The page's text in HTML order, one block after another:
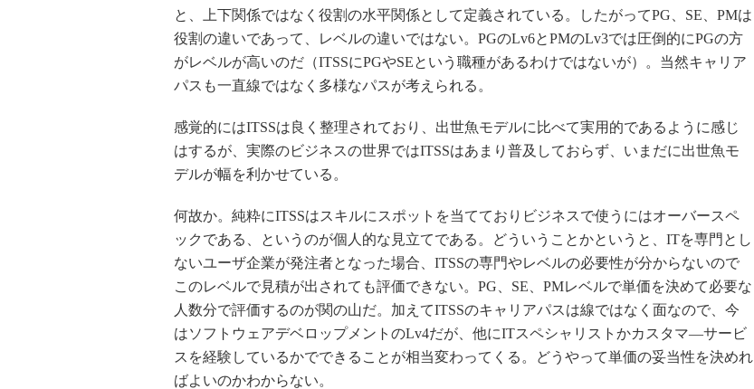
と、上下関係ではなく役割の水平関係として定義されている。したがってPG、SE、PMは
役割の違いであって、レベルの違いではない。PGのLv6とPMのLv3では圧倒的にPGの方
がレベルが高いのだ（ITSSにPGやSEという職種があるわけではないが）。当然キャリア
パスも一直線ではなく多様なパスが考えられる。
感覚的にはITSSは良く整理されており、出世魚モデルに比べて実用的であるように感じ
はするが、実際のビジネスの世界ではITSSはあまり普及しておらず、いまだに出世魚モ
デルが幅を利かせている。
何故か。純粋にITSSはスキルにスポットを当てておりビジネスで使うにはオーバースペ
ックである、というのが個人的な見立てである。どういうことかというと、ITを専門とし
ないユーザ企業が発注者となった場合、ITSSの専門やレベルの必要性が分からないので
このレベルで見積が出されても評価できない。PG、SE、PMレベルで単価を決めて必要な
人数分で評価するのが関の山だ。加えてITSSのキャリアパスは線ではなく面なので、今
はソフトウェアデベロップメントのLv4だが、他にITスペシャリストかカスタマ―サービ
スを経験しているかでできることが相当変わってくる。どうやって単価の妥当性を決めれ
ばよいのかわからない。